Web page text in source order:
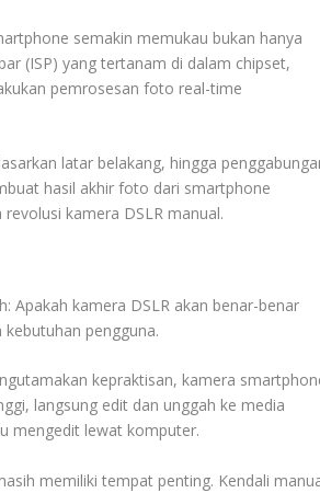
semakin memukau bukan hanya
(ISP) yang tertanam di dalam chipset,
pemrosesan foto real-time
latar belakang, hingga
hasil akhir foto dari smartphone
kamera DSLR manual.
Apakah kamera DSLR akan benar-benar
pengguna.
kepraktisan, kamera
langsung edit dan unggah ke media
mengedit lewat komputer.
memiliki tempat penting. Kendali